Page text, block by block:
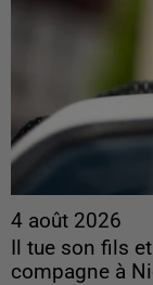
4 août 2026
Il tue son fils
compagne à